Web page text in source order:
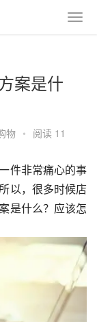
案是什
物 • 阅读 11
件非常痛心的事
以，很多时候店
是什么？应该怎